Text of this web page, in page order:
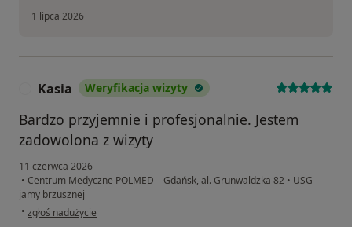
1 lipca 2026
Kasia Weryfikacja wizyty
Bardzo przyjemnie i profesjonalnie. Jestem
zadowolona z wizyty
11 czerwca 2026
• Centrum Medyczne POLMED – Gdańsk, al. Grunwaldzka 82 • USG
jamy brzusznej
• w opinii użytkownika Kasia
zgłoś nadużycie